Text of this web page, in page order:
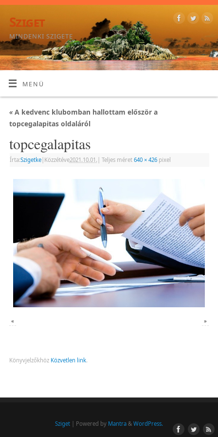
Sziget
MINDENKI SZIGETE
MENÜ
«A kedvenc klubomban hallottam először a
topcegalapitas oldaláról
topcegalapitas
Írta:Szigetke| Közzétéve2021.10.01. Teljes méret 640 × 426pixel
« »
Könyvjelzőkhöz Közvetlen link.
Sziget | Powered by Mantra & WordPress.